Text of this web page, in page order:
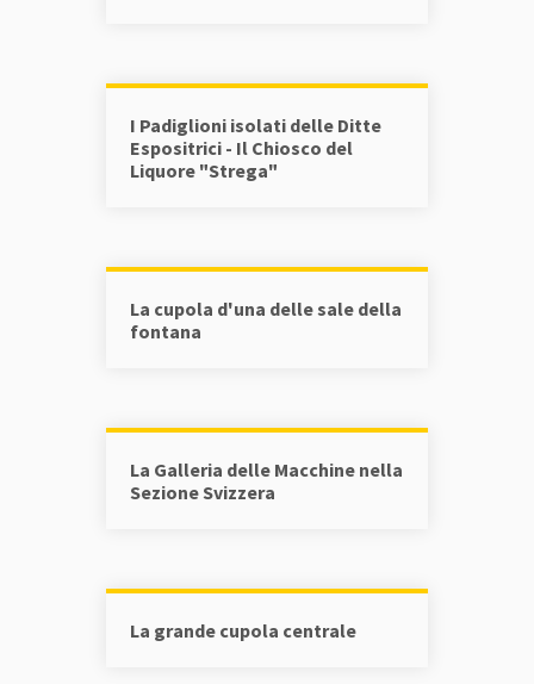
I Padiglioni isolati delle Ditte
Espositrici - Il Chiosco del
Liquore "Strega"
La cupola d'una delle sale della
fontana
La Galleria delle Macchine nella
Sezione Svizzera
La grande cupola centrale